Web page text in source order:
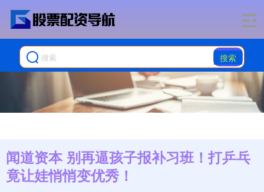
搜索
闻道资本 别再逼孩子报补习班！打乒乓
竟让娃悄悄变优秀！